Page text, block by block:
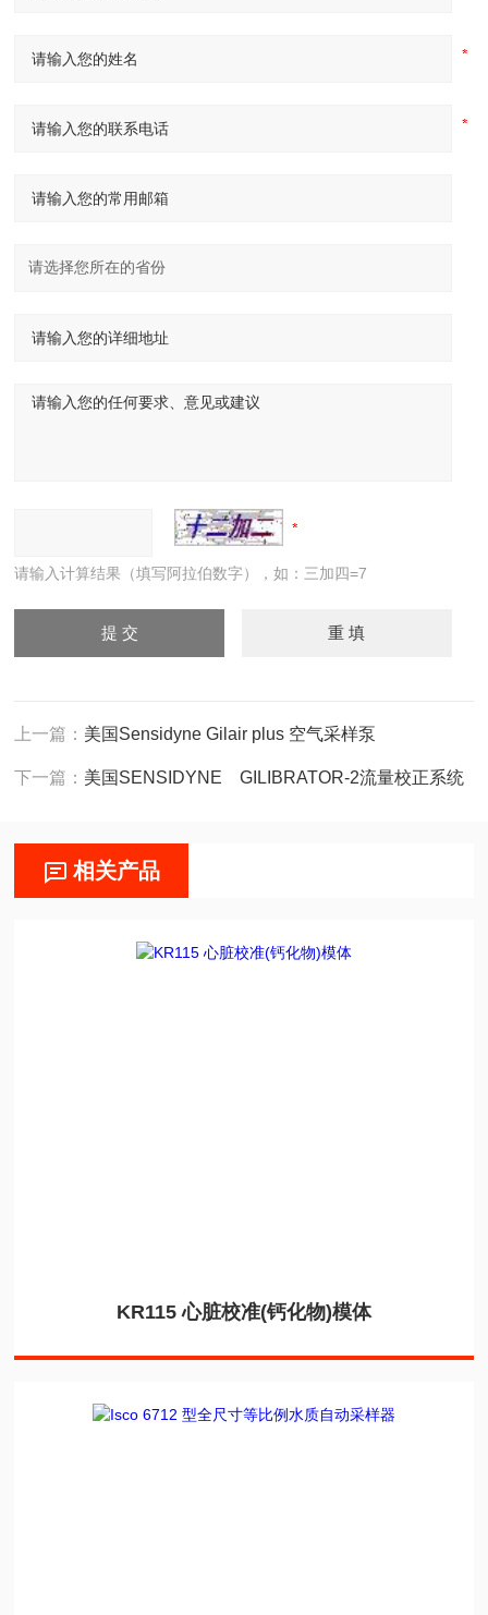
请输入计算结果（填写阿拉伯数字），如：三加四=7
上一篇： 美国Sensidyne Gilair plus 空气采样泵
下一篇： 美国SENSIDYNE GILIBRATOR-2流量校正系统
相关产品
KR115 心脏校准(钙化物)模体